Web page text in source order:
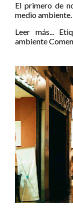
El primero de
medio ambiente.
Leer más...
ambiente